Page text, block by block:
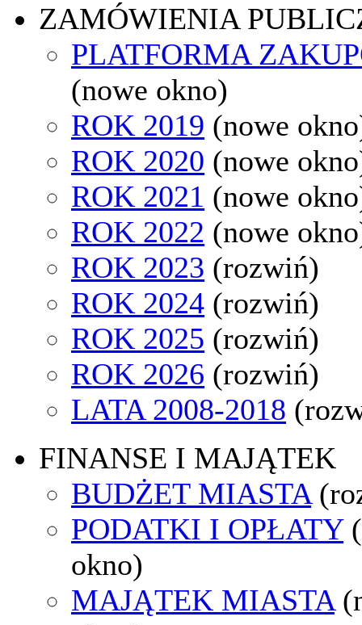
ZAMÓWIENIA
PLATFORMA
(nowe okno)
ROK 2019 (nowe
ROK 2020 (nowe
ROK 2021 (nowe
ROK 2022 (nowe
ROK 2023 (rozwiń)
ROK 2024 (rozwiń)
ROK 2025 (rozwiń)
ROK 2026 (rozwiń)
LATA 2008-2018
FINANSE I MAJĄTEK
BUDŻET MIASTA
PODATKI I OPŁATY
okno)
MAJĄTEK MIASTA